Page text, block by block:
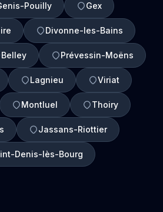
Pouilly Gex
Divonne-les-Bains
Belley Prévessin-Moëns
Lagnieu Viriat
Montluel Thoiry
Jassans-Riottier
Denis-lès-Bourg